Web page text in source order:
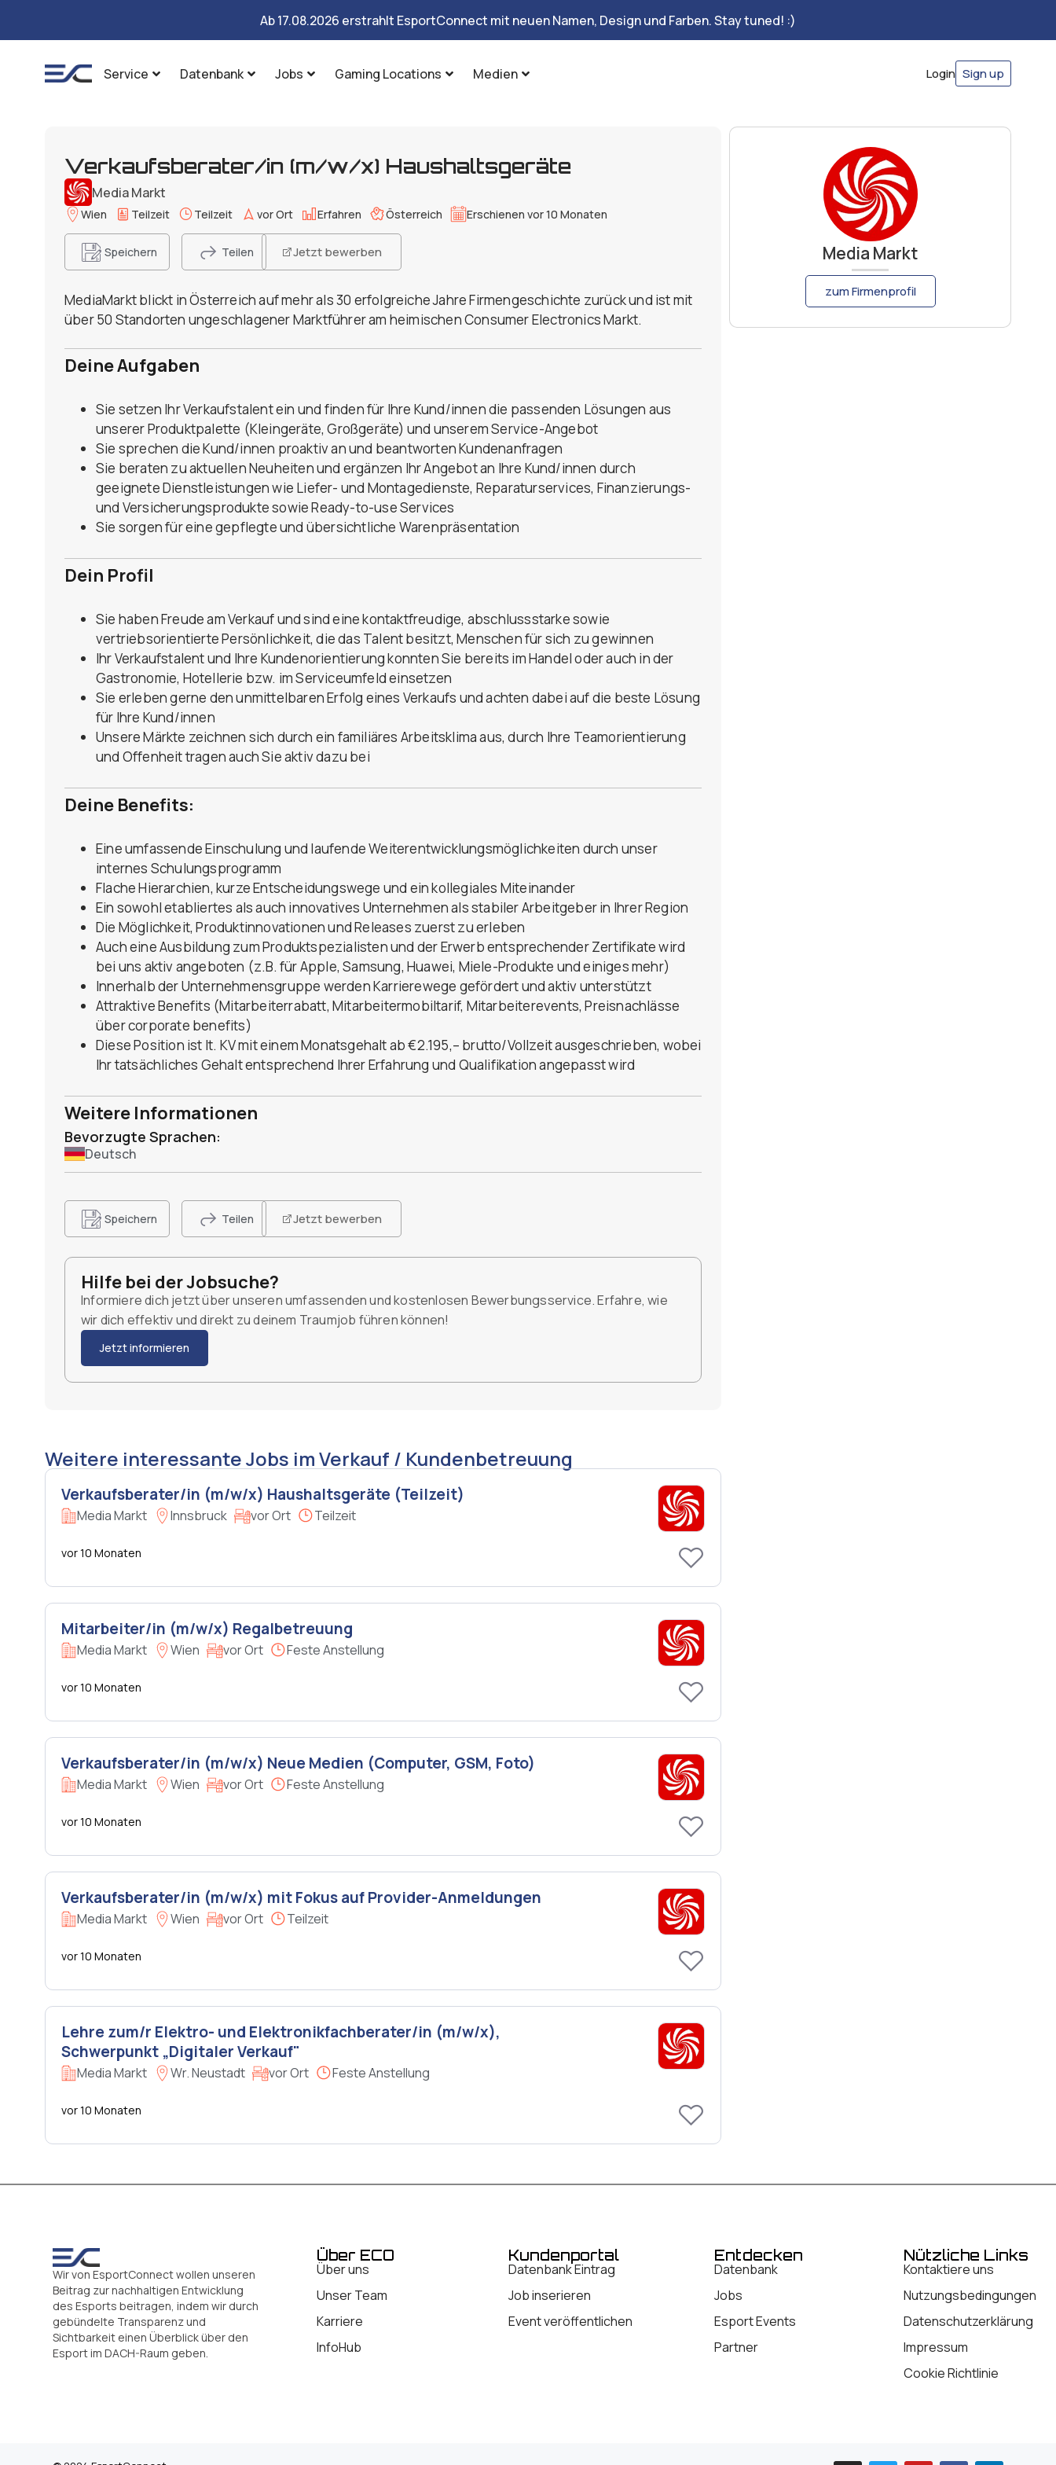
Ab 17.08.2026 erstrahlt EsportConnect mit neuen Namen, Design und Farben. Stay tuned! :)
Service Datenbank Jobs Gaming Locations Medien Login Sign up
Verkaufsberater/in (m/w/x) Haushaltsgeräte
Media Markt
Wien Teilzeit Teilzeit vor Ort Erfahren Österreich Erschienen vor 10 Monaten
Speichern Teilen Jetzt bewerben
MediaMarkt blickt in Österreich auf mehr als 30 erfolgreiche Jahre Firmengeschichte zurück und ist mit
über 50 Standorten ungeschlagener Marktführer am heimischen Consumer Electronics Markt.
Deine Aufgaben
Sie setzen Ihr Verkaufstalent ein und finden für Ihre Kund/innen die passenden Lösungen aus
unserer Produktpalette (Kleingeräte, Großgeräte) und unserem Service-Angebot
Sie sprechen die Kund/innen proaktiv an und beantworten Kundenanfragen
Sie beraten zu aktuellen Neuheiten und ergänzen Ihr Angebot an Ihre Kund/innen durch
geeignete Dienstleistungen wie Liefer- und Montagedienste, Reparaturservices, Finanzierungs-
und Versicherungsprodukte sowie Ready-to-use Services
Sie sorgen für eine gepflegte und übersichtliche Warenpräsentation
Dein Profil
Sie haben Freude am Verkauf und sind eine kontaktfreudige, abschlussstarke sowie
vertriebsorientierte Persönlichkeit, die das Talent besitzt, Menschen für sich zu gewinnen
Ihr Verkaufstalent und Ihre Kundenorientierung konnten Sie bereits im Handel oder auch in der
Gastronomie, Hotellerie bzw. im Serviceumfeld einsetzen
Sie erleben gerne den unmittelbaren Erfolg eines Verkaufs und achten dabei auf die beste Lösung
für Ihre Kund/innen
Unsere Märkte zeichnen sich durch ein familiäres Arbeitsklima aus, durch Ihre Teamorientierung
und Offenheit tragen auch Sie aktiv dazu bei
Deine Benefits:
Eine umfassende Einschulung und laufende Weiterentwicklungsmöglichkeiten durch unser
internes Schulungsprogramm
Flache Hierarchien, kurze Entscheidungswege und ein kollegiales Miteinander
Ein sowohl etabliertes als auch innovatives Unternehmen als stabiler Arbeitgeber in Ihrer Region
Die Möglichkeit, Produktinnovationen und Releases zuerst zu erleben
Auch eine Ausbildung zum Produktspezialisten und der Erwerb entsprechender Zertifikate wird
bei uns aktiv angeboten (z.B. für Apple, Samsung, Huawei, Miele-Produkte und einiges mehr)
Innerhalb der Unternehmensgruppe werden Karrierewege gefördert und aktiv unterstützt
Attraktive Benefits (Mitarbeiterrabatt, Mitarbeitermobiltarif, Mitarbeiterevents, Preisnachlässe
über corporate benefits)
Diese Position ist lt. KV mit einem Monatsgehalt ab €2.195,– brutto/Vollzeit ausgeschrieben, wobei
Ihr tatsächliches Gehalt entsprechend Ihrer Erfahrung und Qualifikation angepasst wird
Weitere Informationen
Bevorzugte Sprachen:
Deutsch
Speichern Teilen Jetzt bewerben
Hilfe bei der Jobsuche?
Informiere dich jetzt über unseren umfassenden und kostenlosen Bewerbungsservice. Erfahre, wie
wir dich effektiv und direkt zu deinem Traumjob führen können!
Jetzt informieren
Media Markt
zum Firmenprofil
Weitere interessante Jobs im Verkauf / Kundenbetreuung
Verkaufsberater/in (m/w/x) Haushaltsgeräte (Teilzeit)
Media Markt Innsbruck vor Ort Teilzeit
vor 10 Monaten
Mitarbeiter/in (m/w/x) Regalbetreuung
Media Markt Wien vor Ort Feste Anstellung
vor 10 Monaten
Verkaufsberater/in (m/w/x) Neue Medien (Computer, GSM, Foto)
Media Markt Wien vor Ort Feste Anstellung
vor 10 Monaten
Verkaufsberater/in (m/w/x) mit Fokus auf Provider-Anmeldungen
Media Markt Wien vor Ort Teilzeit
vor 10 Monaten
Lehre zum/r Elektro- und Elektronikfachberater/in (m/w/x),
Schwerpunkt „Digitaler Verkauf"
Media Markt Wr. Neustadt vor Ort Feste Anstellung
vor 10 Monaten
Wir von EsportConnect wollen unseren
Beitrag zur nachhaltigen Entwicklung
des Esports beitragen, indem wir durch
gebündelte Transparenz und
Sichtbarkeit einen Überblick über den
Esport im DACH-Raum geben.
Über ECO
Über uns
Unser Team
Karriere
InfoHub
Kundenportal
Datenbank Eintrag
Job inserieren
Event veröffentlichen
Entdecken
Datenbank
Jobs
Esport Events
Partner
Nützliche Links
Kontaktiere uns
Nutzungsbedingungen
Datenschutzerklärung
Impressum
Cookie Richtlinie